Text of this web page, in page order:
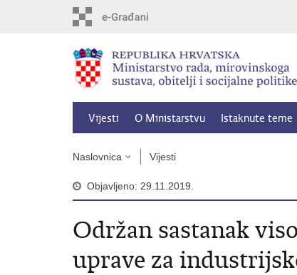
Vijesti O Ministarstvu Istaknute teme
Naslovnica Vijesti
Objavljeno: 29.11.2019.
Održan sastanak
uprave za